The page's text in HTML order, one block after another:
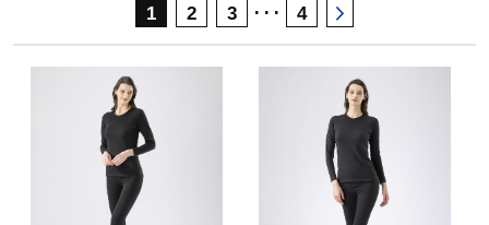
ランニング
サッカー／フットサル
トレーニング
1 2 3 ･･･ 4